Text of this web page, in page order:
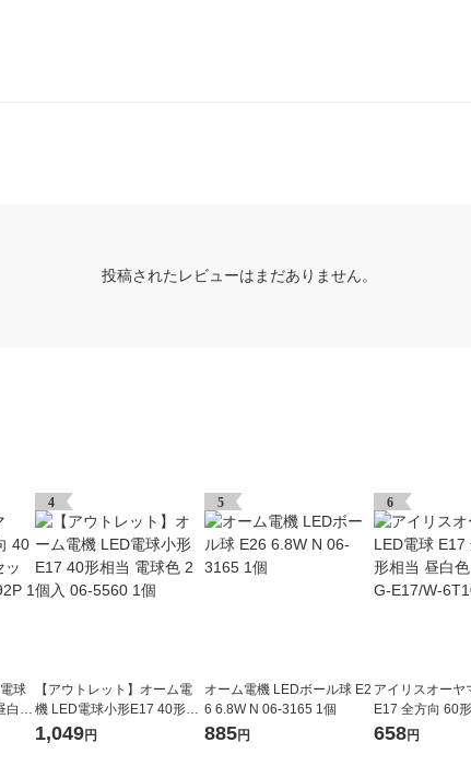
投稿されたレビューはまだありません。
球
白色
4
【アウトレット】オーム電
機 LED電球小形E17 40形相
当 電球色 2個入 06-5560 1
1,049円
5
オーム電機 LEDボール球 E2
6 6.8W N 06-3165 1個
885円
6
アイリスオーヤ
E17 全方向 60
LDA6N-G-E17/
658円